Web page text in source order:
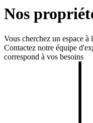
Nos
Vous cherchez un espace à
Contactez notre équipe
correspond à vos besoins